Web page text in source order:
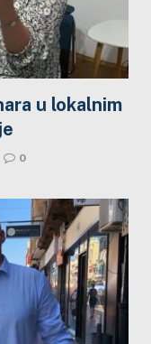
u lokalnim
0